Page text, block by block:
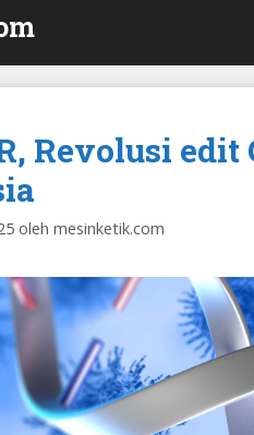
Revolusi
oleh mesinketik.com